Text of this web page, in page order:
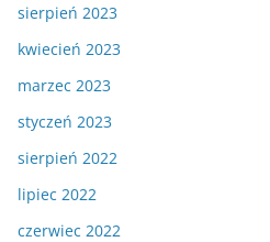
sierpień 2023
kwiecień 2023
marzec 2023
styczeń 2023
sierpień 2022
lipiec 2022
czerwiec 2022